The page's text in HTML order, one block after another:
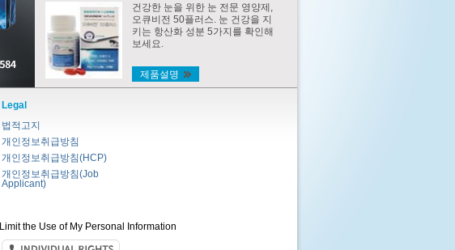
건강한 눈을 위한 눈 전문 영양제,
오큐비전 50플러스. 눈 건강을 지
키는 항산화 성분 5가지를 확인해
보세요.
제품설명
Legal
법적고지
개인정보취급방침
개인정보취급방침(HCP)
개인정보취급방침(Job
Applicant)
Limit the Use of My Personal Information